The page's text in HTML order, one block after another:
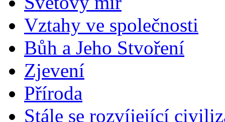
Vztahy ve společnosti
Bůh a Jeho Stvoření
Zjevení
Příroda
Stále se rozvíjející